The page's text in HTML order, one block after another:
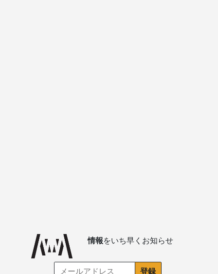
情報をいち早くお知らせ